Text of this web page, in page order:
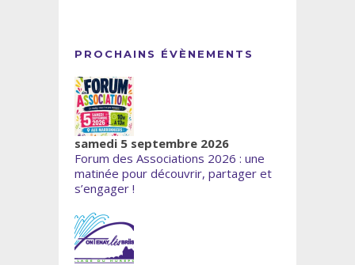
PROCHAINS ÉVÈNEMENTS
samedi 5 septembre 2026
Forum des Associations 2026 : une
matinée pour découvrir, partager et
s’engager !